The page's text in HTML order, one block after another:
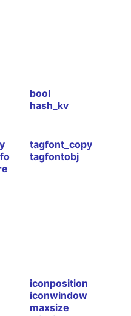
bool
hash_kv
tagfont_copy
tagfontobj
iconposition
iconwindow
maxsize